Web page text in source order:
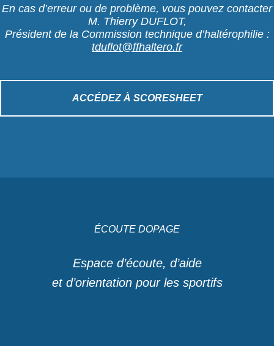
En cas d’erreur ou de problème, vous pouvez contacter
M. Thierry DUFLOT,
Président de la Commission technique d’haltérophilie :
tduflot@ffhaltero.fr
ACCÉDEZ À SCORESHEET
ÉCOUTE DOPAGE
Espace d’écoute, d’aide
et d’orientation pour les sportifs